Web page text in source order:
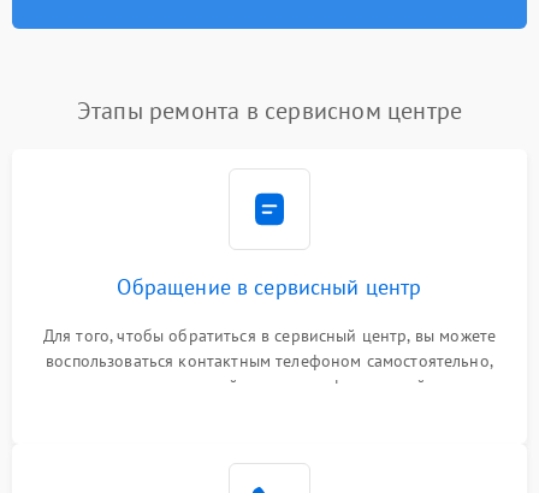
Этапы ремонта в сервисном центре
Обращение в сервисный центр
Для того, чтобы обратиться в сервисный центр, вы можете
воспользоваться контактным телефоном самостоятельно,
или оставить свой номер телефона на сайте